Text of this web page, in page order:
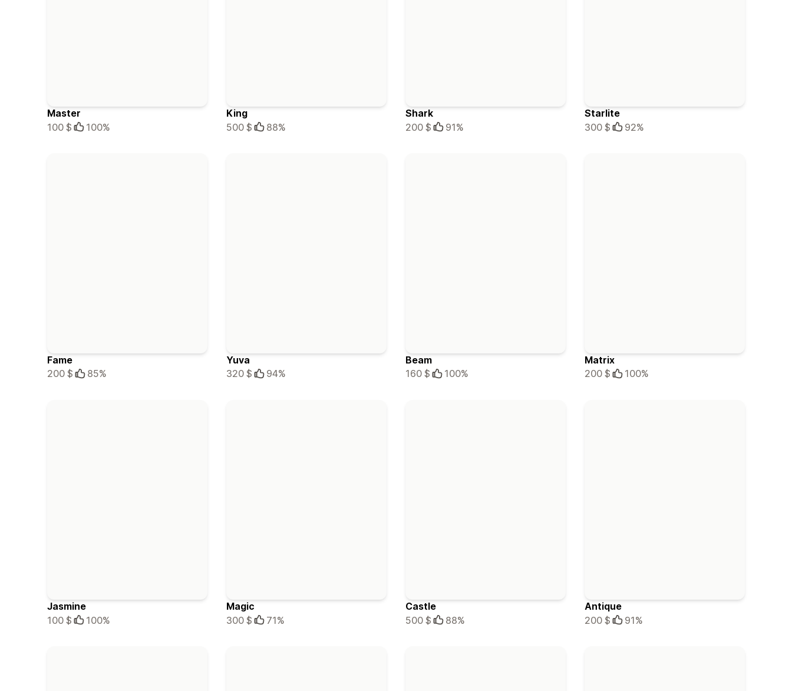
Master
100 $
100%
King
500 $
88%
Shark
200 $
91%
Starlite
300 $
92%
Fame
200 $
85%
Yuva
320 $
94%
Beam
160 $
100%
Matrix
200 $
100%
Jasmine
100 $
100%
Magic
300 $
71%
Castle
500 $
88%
Antique
200 $
91%